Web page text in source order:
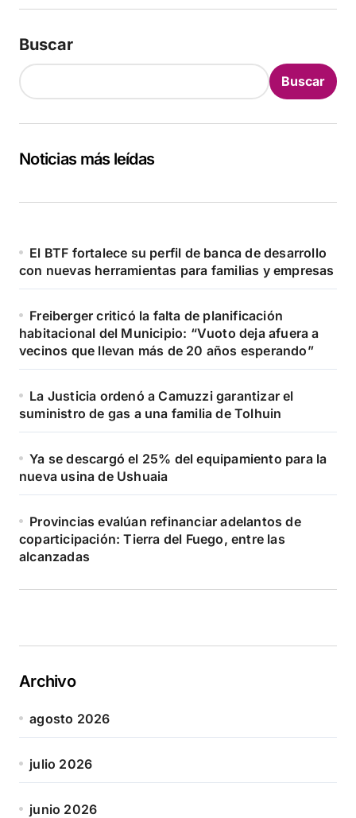
Buscar
Buscar
Noticias más leídas
El BTF fortalece su perfil de banca de desarrollo
con nuevas herramientas para familias y empresas
Freiberger criticó la falta de planificación
habitacional del Municipio: “Vuoto deja afuera a
vecinos que llevan más de 20 años esperando”
La Justicia ordenó a Camuzzi garantizar el
suministro de gas a una familia de Tolhuin
Ya se descargó el 25% del equipamiento para la
nueva usina de Ushuaia
Provincias evalúan refinanciar adelantos de
coparticipación: Tierra del Fuego, entre las
alcanzadas
Archivo
agosto 2026
julio 2026
junio 2026